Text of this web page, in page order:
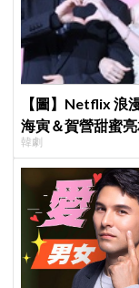
【圖】Netflix 浪
海寅＆賀營甜蜜
待
韓劇